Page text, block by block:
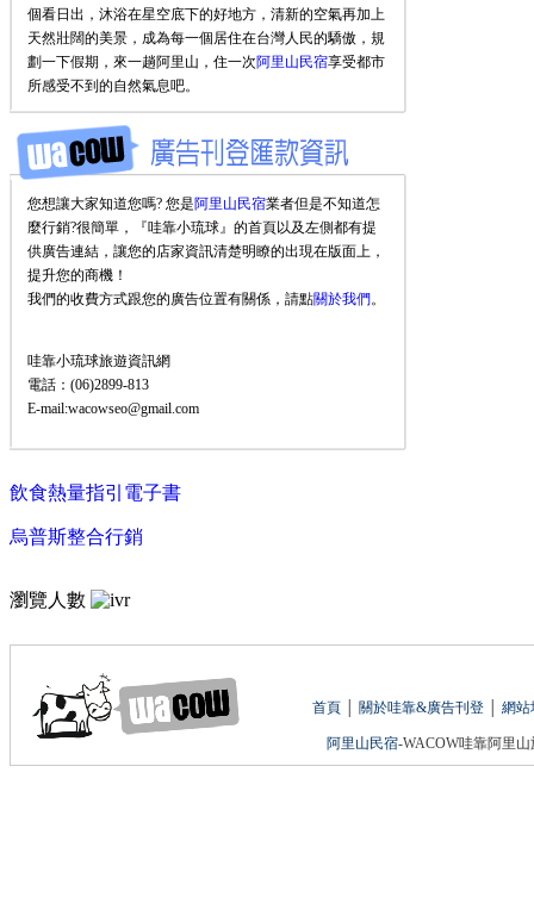
個看日出，沐浴在星空底下的好地方，清新的空氣再加上
天然壯闊的美景，成為每一個居住在台灣人民的驕傲，規
劃一下假期，來一趟阿里山，住一次阿里山民宿享受都市
所感受不到的自然氣息吧。
您想讓大家知道您嗎? 您是阿里山民宿業者但是不知道怎
麼行銷?很簡單，『哇靠小琉球』的首頁以及左側都有提
供廣告連結，讓您的店家資訊清楚明瞭的出現在版面上，
提升您的商機！
我們的收費方式跟您的廣告位置有關係，請點關於我們。
哇靠小琉球旅遊資訊網
電話：(06)2899-813
E-mail:wacowseo@gmail.com
飲食熱量指引電子書
烏普斯整合行銷
瀏覽人數
首頁│ 關於哇靠&廣告刊登│ 網站
阿里山民宿-WACOW哇靠阿里山